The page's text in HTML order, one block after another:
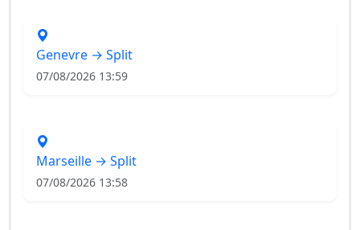
Genevre → Split
07/08/2026 13:59
Marseille → Split
07/08/2026 13:58